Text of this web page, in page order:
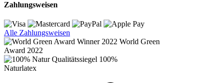
Zahlungsweisen
Alle Zahlungsweisen
World Green
Award 2022
100%
Naturlatex